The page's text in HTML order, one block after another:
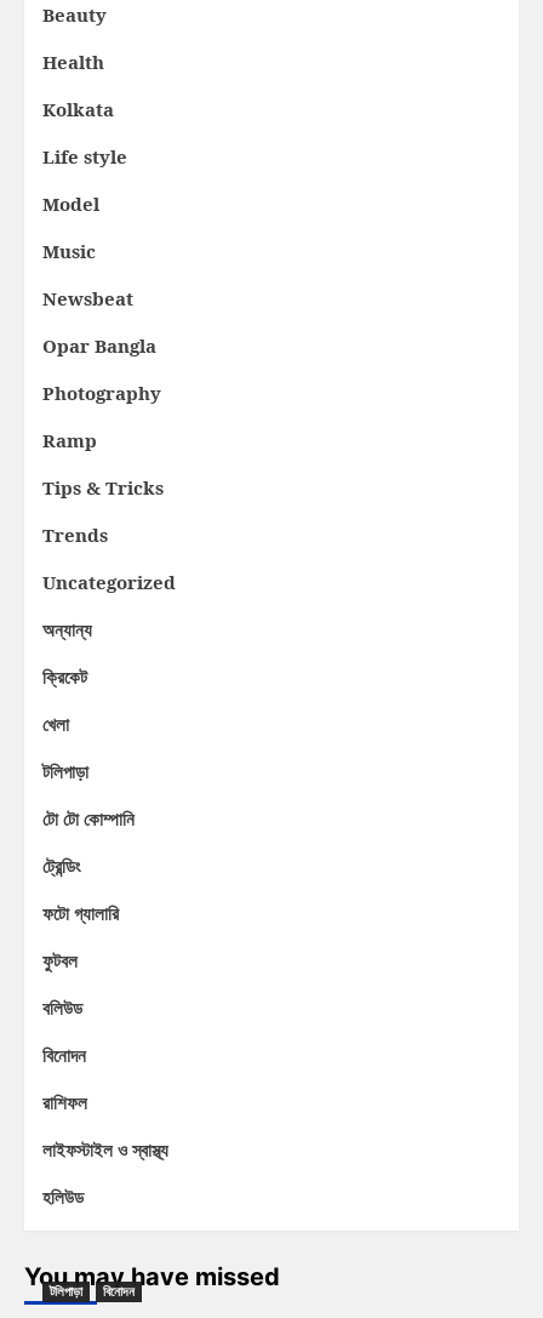
Beauty
Health
Kolkata
Life style
Model
Music
Newsbeat
Opar Bangla
Photography
Ramp
Tips & Tricks
Trends
Uncategorized
অন্যান্য
ক্রিকেট
খেলা
টলিপাড়া
টো টো কোম্পানি
ট্রেন্ডিং
ফটো গ্যালারি
ফুটবল
বলিউড
বিনোদন
রাশিফল
লাইফস্টাইল ও স্বাস্থ্য
হলিউড
You may have missed
টলিপাড়া বিনোদন